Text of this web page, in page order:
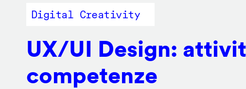
di
Digital Creativity
UX/UI Design:
competenze